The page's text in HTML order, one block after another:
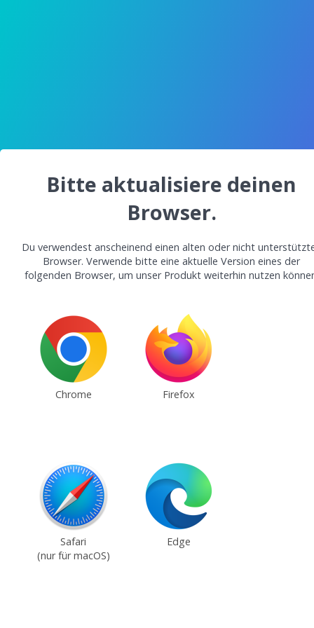
Bitte aktualisiere deinen
Browser.
Du verwendest anscheinend einen alten oder nicht
Browser. Verwende bitte eine aktuelle Version eines der
folgenden Browser, um unser Produkt weiterhin nutzen
Chrome Firefox
Safari
(nur für macOS)
Edge